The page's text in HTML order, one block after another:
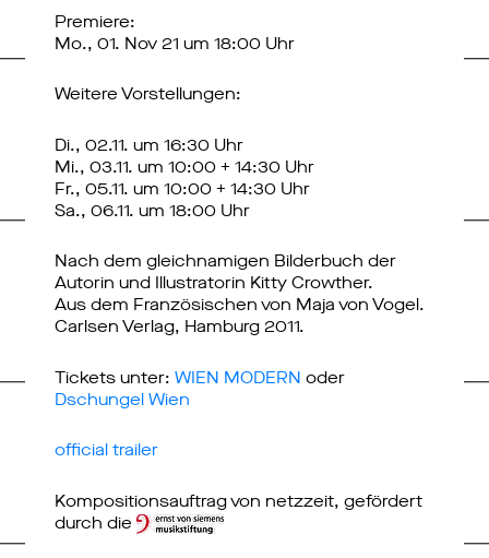
Premiere:
Mo., 01. Nov 21 um 18:00 Uhr
Weitere Vorstellungen:
Di., 02.11. um 16:30 Uhr
Mi., 03.11. um 10:00 + 14:30 Uhr
Fr., 05.11. um 10:00 + 14:30 Uhr
Sa., 06.11. um 18:00 Uhr
Nach dem gleichnamigen Bilderbuch der
Autorin und Illustratorin Kitty Crowther.
Aus dem Französischen von Maja von Vogel.
Carlsen Verlag, Hamburg 2011.
Tickets unter: WIEN MODERN oder
Dschungel Wien
official trailer
Kompositionsauftrag von netzzeit, gefördert
durch die